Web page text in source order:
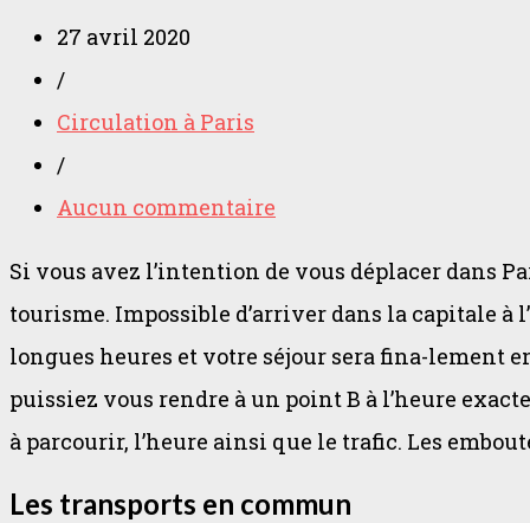
27 avril 2020
/
Circulation à Paris
/
Aucun commentaire
Si vous avez l’intention de vous déplacer dans
tourisme. Impossible d’arriver dans la capitale à
longues heures et votre séjour sera fina-lement
puissiez vous rendre à un point B à l’heure
à parcourir, l’heure ainsi que le trafic. Les
Les transports en commun